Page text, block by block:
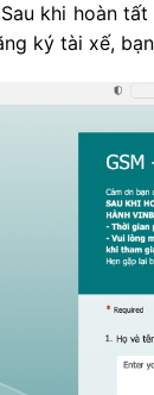
khi hoàn
ký tài xế,